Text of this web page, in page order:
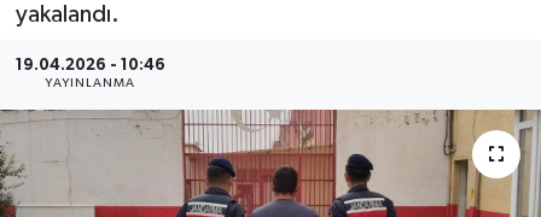
yakalandı.
19.04.2026 - 10:46
YAYINLANMA